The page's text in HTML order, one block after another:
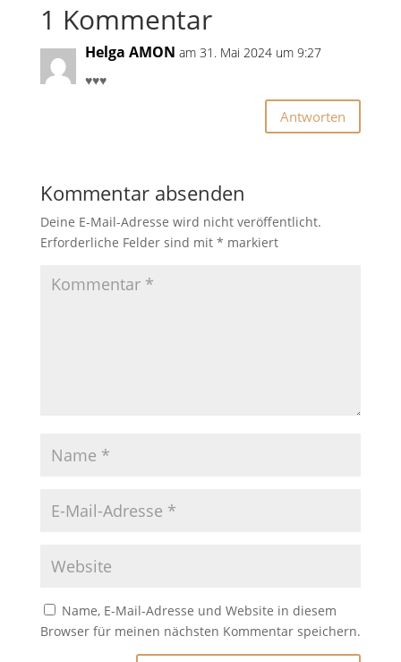
1 Kommentar
Helga AMON am 31. Mai 2024 um 9:27
♥️♥️♥️
Antworten
Kommentar absenden
Deine E-Mail-Adresse wird nicht veröffentlicht.
Erforderliche Felder sind mit * markiert
Name, E-Mail-Adresse und Website in diesem
Browser für meinen nächsten Kommentar speichern.